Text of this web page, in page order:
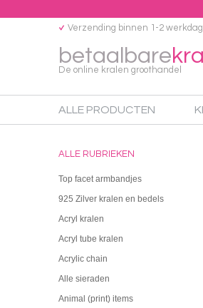
betaalbare
De online kralen groothandel
Verzending binnen 1-2
ALLE PRODUCTEN
ALLE RUBRIEKEN
Top facet armbandjes
925 Zilver kralen en bedels
Acryl kralen
Acryl tube kralen
Acrylic chain
Alle sieraden
Animal (print) items